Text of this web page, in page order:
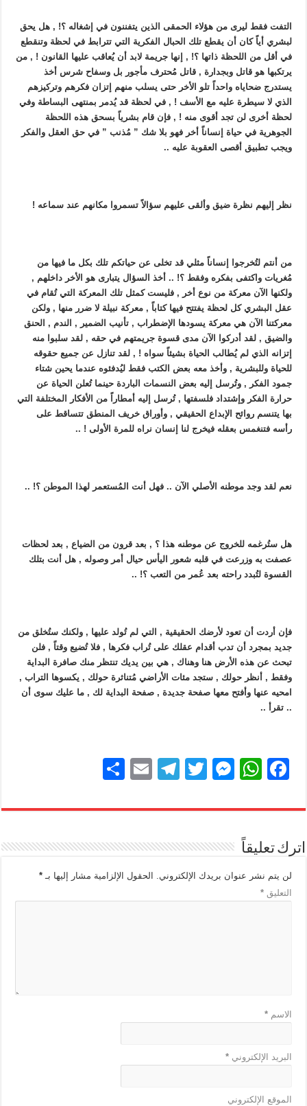
التفت فقط ليرى من هؤلاء الحمقى الذين يتفننون في إشغاله ؟! , هل يحق
لبشري أياً كان أن يقطع تلك الحبال الفكرية التي تترابط في لحظة وتنقطع
في أقل من اللحظة ذاتها ؟! , إنها جريمة لابد أن يُعاقب عليها القانون ! , من
يرتكبها هو قاتل وبجدارة , قاتل مُحترف مأجور بل وسفاح شرس أخذ
يستدرج ضحاياه واحداً تلو الأخر حتى يسلب منهم إتزان فكرهم وتركيزهم
الذي لا سيطرة عليه مع الأسف ! , في لحظة قد يُدمر بمنتهى البساطة وفي
لحظة أخرى لن تجد أقوى منه ! , فإن قام بشرياً بسحق هذه اللحظة
الجوهرية في حياة إنساناً أخر فهو بلا شك ” مُذنب ” في حق العقل والفكر
ويجب تطبيق أقصى العقوبة عليه ..
نظر إليهم نظرة ضيق وألقى عليهم سؤالاً تسمروا مكانهم عند سماعه !
من أنتم لتُخرجوا إنساناً مثلي قد تخلى عن حياتكم تلك بكل ما فيها من
مُغريات واكتفى بفكره وفقط ؟! .. أخذ السؤال يتبارى هو الأخر داخلهم ,
ولكنها الآن معركة من نوع أخر , فليست كمثل تلك المعركة التي تُقام في
عقل البشري كل لحظة يفتتح فيها كتاباً , معركة نبيلة لا ضرر منها , ولكن
معركتنا الآن هي معركة يسودها الإضطراب , تأنيب الضمير , الندم , الحنق
والضيق , لقد أدركوا الآن مدى قسوة جريمتهم في حقه , لقد سلبوا منه
إتزانه الذي لم يُطالب الحياة بشيئاً سواه ! , لقد تنازل عن جميع حقوقه
للحياة وللبشرية , وأخذ معه بعض الكتب فقط ليُدفئوه عندما يحين شتاء
جمود الفكر , وتُرسل إليه بعض النسمات الباردة حينما تُعلن الحياة عن
حرارة الفكر وإشتداد فلسفتها , تُرسل إليه أمطاراً من الأفكار المختلفة التي
بها يتنسم روائح الإبداع الحقيقي , وأوراق خريف المنطق تتساقط على
رأسه فتنغمس بعقله فيخرج لنا إنسان نراه للمرة الأولى ! ..
نعم لقد وجد موطنه الأصلي الآن .. فهل أنت المُستعمر لهذا الموطن ؟! ..
هل ستُرغمه للخروج عن موطنه هذا ؟ , بعد قرون من الضياع , بعد لحظات
عصفت به وزرعت في قلبه شعور اليأس حيال أمر وصوله , هل أنت بتلك
القسوة لتُبدد راحته بعد عُمر من التعب ؟! ..
فإن أردت أن تعود لأرضك الحقيقية , التي لم تُولد عليها , ولكنك ستُخلق من
جديد بمجرد أن تدب أقدام عقلك على تُراب فكرها , فلا تُضيع وقتاً , فلن
تبحث عن هذه الأرض هنا وهناك , هي بين يديك تنتظر منك صافرة البداية
وفقط , أنظر حولك , ستجد مئات الأراضي مُتناثرة حولك , يكسوها التراب ,
امحيه عنها وأفتح معها صفحة جديدة , صفحة البداية لك , ما عليك سوى أن
.. تقرأ ..
F
c
e
b
o
o
W
at
A
p
p
M
ss
n
g
er
T
tt
T
e
a
m
E
ail
ar
اترك تعليقاً
لن يتم نشر عنوان بريدك الإلكتروني. الحقول الإلزامية مشار إليها بـ*
التعليق*
الاسم*
البريد الإلكتروني*
الموقع الإلكتروني